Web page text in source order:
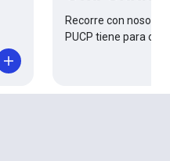
Recorre con
PUCP tiene para